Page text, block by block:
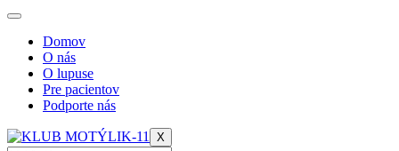
Domov
O nás
O lupuse
Pre pacientov
Podporte nás
X